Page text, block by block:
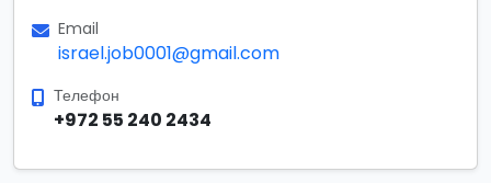
Email
israel.job0001@gmail.com
Телефон
+972 55 240 2434